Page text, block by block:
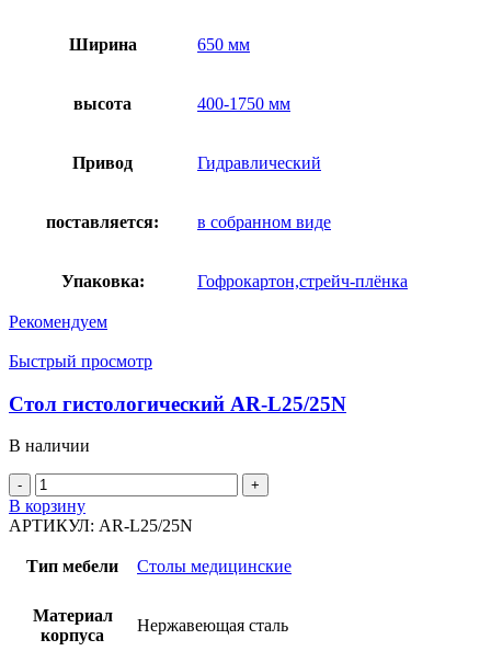
Ширина 650 мм
высота 400-1750 мм
Привод Гидравлический
поставляется: в собранном виде
Упаковка: Гофрокартон,стрейч-плёнка
Рекомендуем
Быстрый просмотр
Стол гистологический AR-L25/25N
В наличии
Количество
товара
Стол
AR-
В корзину
АРТИКУЛ: AR-L25/25N
Тип мебели Столы медицинские
Материал
корпуса
Нержавеющая сталь